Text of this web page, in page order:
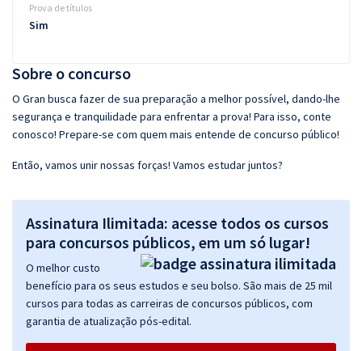
Sobre o concurso
O Gran busca fazer de sua preparação a melhor possível, dando-lhe
segurança e tranquilidade para enfrentar a prova! Para isso, conte
conosco! Prepare-se com quem mais entende de concurso público!
Então, vamos unir nossas forças! Vamos estudar juntos?
Assinatura Ilimitada: acesse todos os cursos
para concursos públicos, em um só lugar!
O melhor custo
benefício para os seus estudos e seu bolso. São mais de 25 mil
cursos para todas as carreiras de concursos públicos, com
garantia de atualização pós-edital.
Prova de títulos
Sim